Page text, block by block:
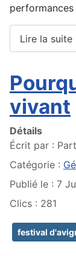
Lire la
vivant
Détails
Écrit par :
Catégorie :
Publié le : 7
Clics : 281
festival